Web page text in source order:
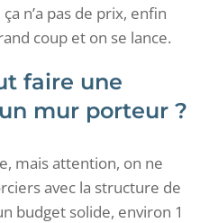
n’a pas de prix, enfin
coup et on se lance.
faire une
mur porteur ?
mais attention, on ne
avec la structure de
budget solide, environ 1